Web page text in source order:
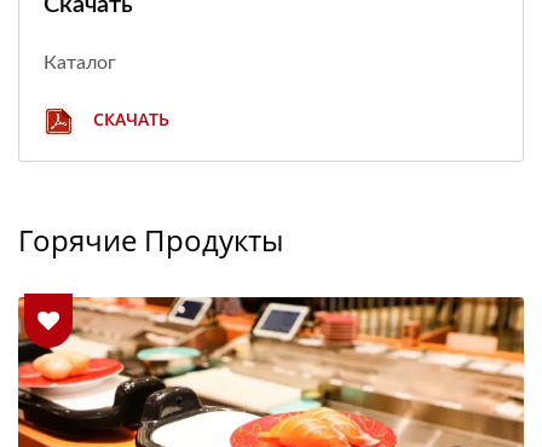
Каталог
СКАЧАТЬ
Горячие Продукты